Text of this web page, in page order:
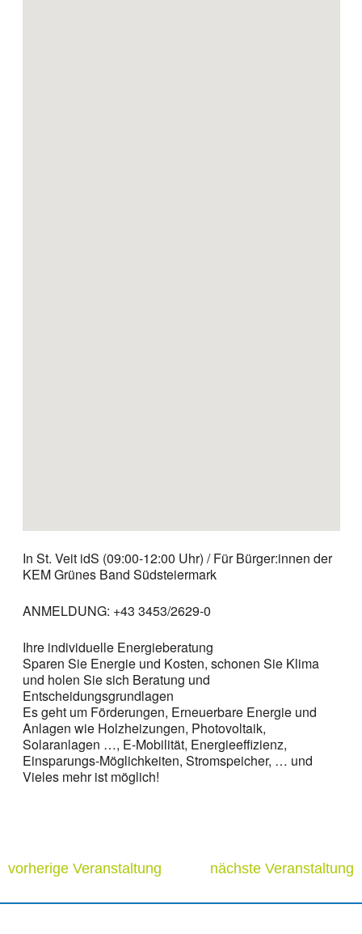
In St. Veit idS (09:00-12:00 Uhr) / Für Bürger:innen der
KEM Grünes Band Südsteiermark
ANMELDUNG: +43 3453/2629-0
Ihre individuelle Energieberatung
Sparen Sie Energie und Kosten, schonen Sie Klima
und holen Sie sich Beratung und
Entscheidungsgrundlagen
Es geht um Förderungen, Erneuerbare Energie und
Anlagen wie Holzheizungen, Photovoltaik,
Solaranlagen …, E-Mobilität, Energieeffizienz,
Einsparungs-Möglichkeiten, Stromspeicher, … und
Vieles mehr ist möglich!
vorherige Veranstaltung nächste Veranstaltung